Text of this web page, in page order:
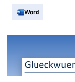
Word